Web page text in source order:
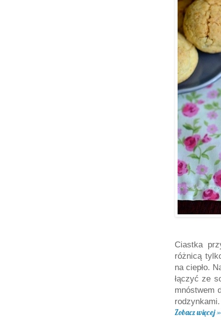
Ciastka
różnicą
na ciepło.
łączyć ze
mnóstwem
Zobacz więcej »